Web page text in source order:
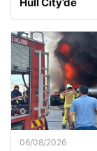
06/08/2026